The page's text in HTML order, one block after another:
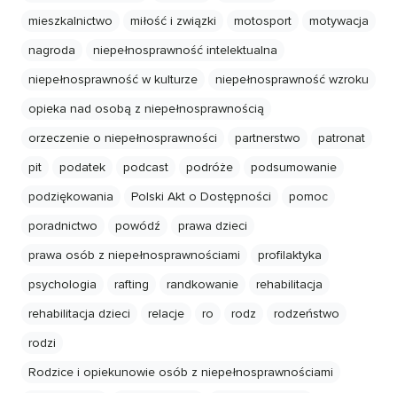
mieszkalnictwo
miłość i związki motosport
motywacja
nagroda
niepełnosprawność intelektualna
niepełnosprawność w kulturze
niepełnosprawność wzroku
opieka nad osobą z niepełnosprawnością
orzeczenie o niepełnosprawności
partnerstwo
patronat
pit
podatek podcast podróże
podsumowanie
podziękowania
Polski Akt o Dostępności
pomoc
poradnictwo
powódź
prawa dzieci
prawa osób z niepełnosprawnościami
profilaktyka
psychologia
rafting randkowanie
rehabilitacja
rehabilitacja dzieci
relacje ro rodz
rodzeństwo
rodzi
Rodzice i opiekunowie osób z niepełnosprawnościami